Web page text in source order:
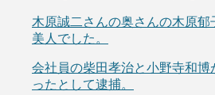
木原誠二さんの奥さんの木原郁
美人でした。
会社員の柴田孝治と小野寺和
ったとして逮捕。